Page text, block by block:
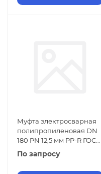
Муфта электросварная
полипропиленовая DN
180 PN 12,5 мм PP-R ГОСТ
32415-2013
По запросу